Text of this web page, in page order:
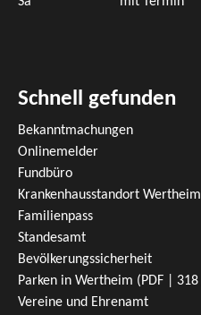
Schnell gefunden
Bekanntmachungen
Onlinemelder
Fundbüro
Krankenhausstandort Wertheim
Familienpass
Standesamt
Bevölkerungssicherheit
Parken in Wertheim (PDF | 318
Vereine und Ehrenamt